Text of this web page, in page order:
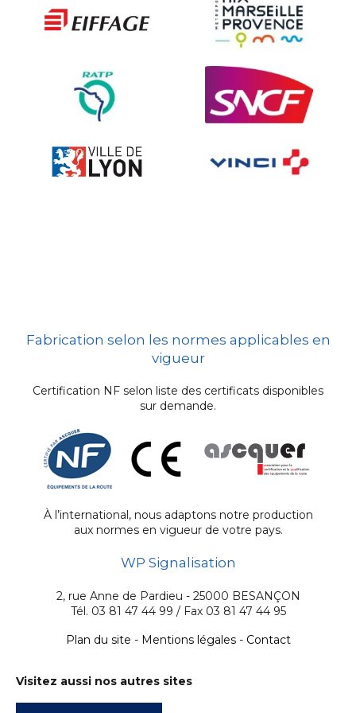
Ville fleurie, village fleuri
Signalisation embarquée
Fabrication selon les normes applicables en
vigueur
Certification NF selon liste des certificats disponibles
sur demande.
À l’international, nous adaptons notre production
aux normes en vigueur de votre pays.
WP Signalisation
2, rue Anne de Pardieu - 25000 BESANÇON
Tél. 03 81 47 44 99 / Fax 03 81 47 44 95
Plan du site - Mentions légales- Contact
Visitez aussi nos autres sites